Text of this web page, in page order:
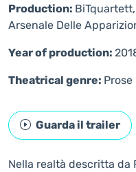
Production:
Arsenale Delle
Year of production:
Theatrical genre: Prose
Guarda il trailer
Nella realtà descritta da